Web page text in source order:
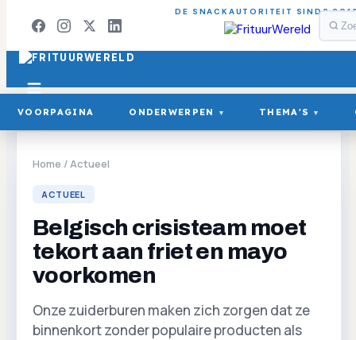
DE SNACKAUTORITEIT SINDS
VOORPAGINA ONDERWERPEN ▾ THEMA'S ▾
Home /Actueel
ACTUEEL
Belgisch crisisteam moet
tekort aan friet en mayo
voorkomen
Onze zuiderburen maken zich zorgen dat ze
binnenkort zonder populaire producten als